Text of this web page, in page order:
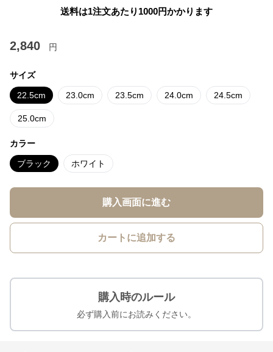
送料は1注文あたり 1000円かかります
2,840 円
サイズ
22.5cm 23.0cm 23.5cm 24.0cm 24.5cm
25.0cm
カラー
ブラック ホワイト
購入画面に進む
カートに追加する
購入時のルール
必ず購入前にお読みください。